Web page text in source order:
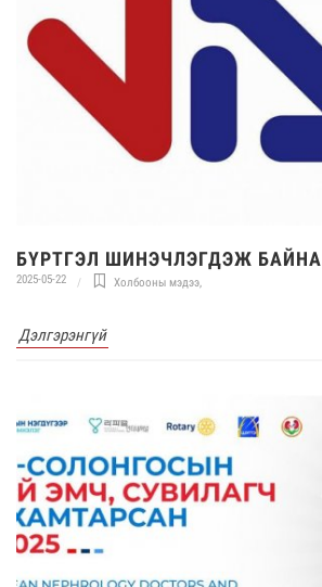
БҮРТГЭЛ ШИНЭЧЛЭГДЭЖ БАЙНА
2025-05-22 Холбооны мэдээ,
Дэлгэрэнгүй